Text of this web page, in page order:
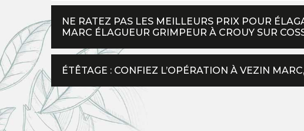
NE RATEZ PAS LES MEILLEURS PRIX POUR
MARC ÉLAGUEUR GRIMPEUR À CROUY SUR
ÉTÊTAGE : CONFIEZ L’OPÉRATION À VEZIN